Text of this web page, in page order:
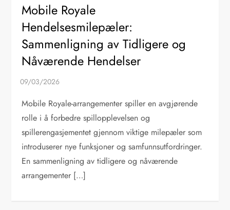
Mobile Royale
Hendelsesmilepæler:
Sammenligning av Tidligere og
Nåværende Hendelser
Mobile Royale-arrangementer spiller en avgjørende
rolle i å forbedre spillopplevelsen og
spillerengasjementet gjennom viktige milepæler som
introduserer nye funksjoner og samfunnsutfordringer.
En sammenligning av tidligere og nåværende
arrangementer […]